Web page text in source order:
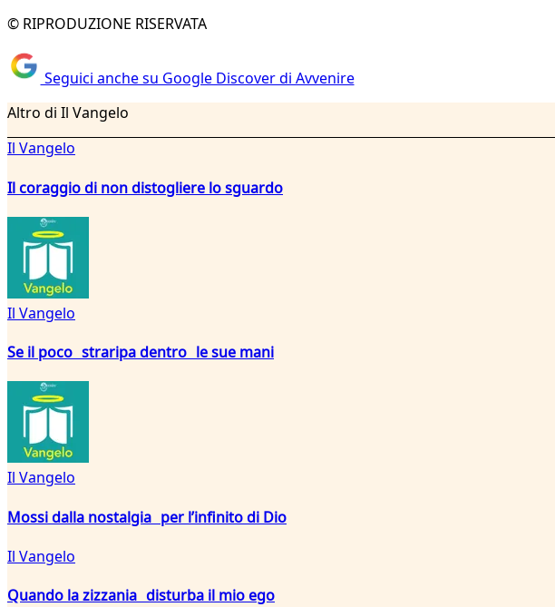
© RIPRODUZIONE RISERVATA
Seguici anche su Google Discover di Avvenire
Altro di Il Vangelo
Il Vangelo
Il coraggio di non distogliere lo sguardo
Il Vangelo
Se il poco straripa dentro le sue mani
Il Vangelo
Mossi dalla nostalgia per l’infinito di Dio
Il Vangelo
Quando la zizzania disturba il mio ego